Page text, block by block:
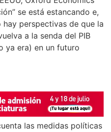
se está estancando e,
hay perspectivas de que la
a la senda del PIB
ya era) en un futuro
las medidas políticas